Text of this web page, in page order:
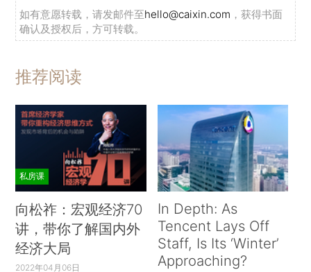
如有意愿转载，请发邮件至hello@caixin.com ，获得书面
确认及授权后，方可转载。
推荐阅读
私房课
向松祚：宏观经济70
讲，带你了解国内外
经济大局
2022年04月06日
In Depth: As
Tencent Lays Off
Staff, Is Its ‘Winter’
Approaching?